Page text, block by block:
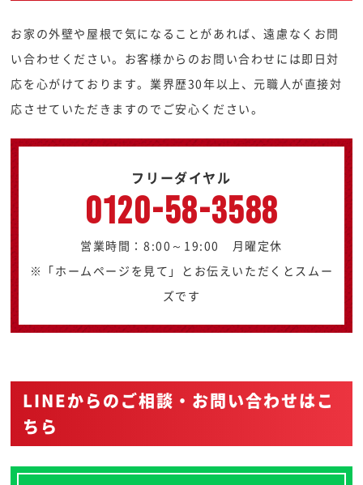
お家の外壁や屋根で気になることがあれば、遠慮なくお問
い合わせください。お客様からのお問い合わせには即日対
応を心がけております。業界歴30年以上、元職人が直接対
応させていただきますのでご安心ください。
フリーダイヤル
0120-58-3588
営業時間：8:00～19:00 月曜定休
※「ホームページを見て」とお伝えいただくとスムー
ズです
LINEからのご相談・お問い合わせはこ
ちら